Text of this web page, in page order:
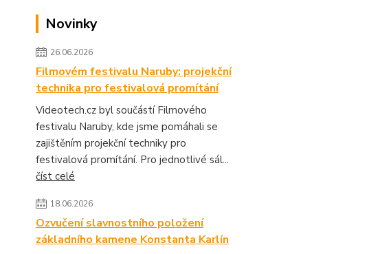
Novinky
26.06.2026
Filmovém festivalu Naruby: projekční
technika pro festivalová promítání
Videotech.cz byl součástí Filmového
festivalu Naruby, kde jsme pomáhali se
zajištěním projekční techniky pro
festivalová promítání. Pro jednotlivé sál...
číst celé
18.06.2026
Ozvučení slavnostního položení
základního kamene Konstanta Karlín